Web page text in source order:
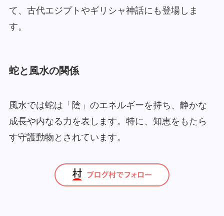
て、古代エジプトやギリシャ神話にも登場しま
す。
蛇と風水の関係
風水では蛇は「陰」のエネルギーを持ち、静かな
成長や内なる力を表します。特に、知恵をもたら
す守護動物とされています。